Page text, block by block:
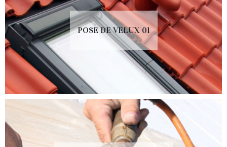
POSE DE VELUX 01